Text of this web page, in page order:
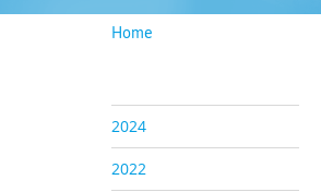
Home
2024
2022